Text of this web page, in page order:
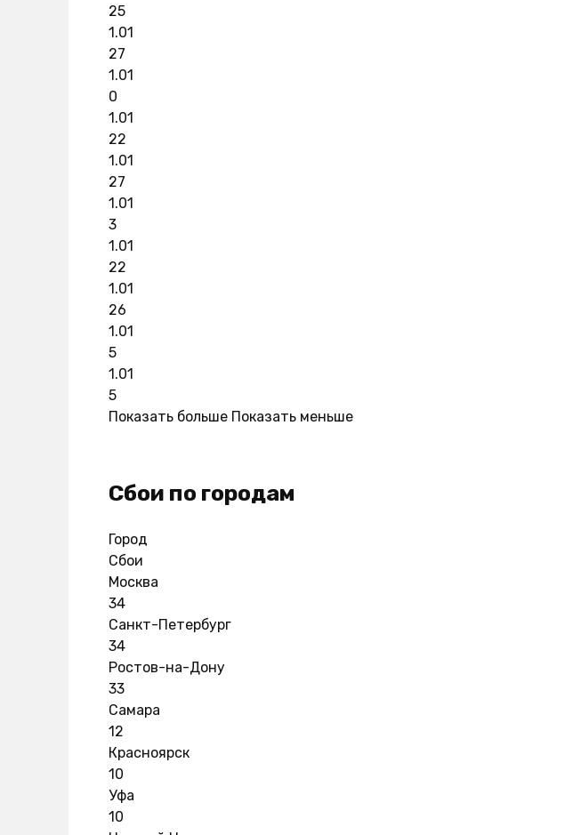
25
1.01
27
1.01
0
1.01
22
1.01
27
1.01
3
1.01
22
1.01
26
1.01
5
1.01
5
Показать больше Показать меньше
Сбои по городам
Город
Сбои
Москва
34
Санкт-Петербург
34
Ростов-на-Дону
33
Самара
12
Красноярск
10
Уфа
10